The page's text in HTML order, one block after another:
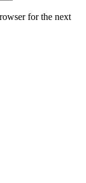
for the next